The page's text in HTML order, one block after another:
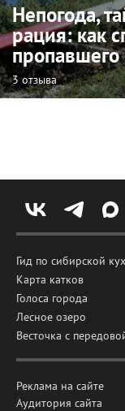
Непогода,
рация: как
пропавшего
3 отзыва
Гид по сибирской
Карта катков
Голоса города
Лесное озеро
Весточка с
Реклама на сайте
Аудитория сайта